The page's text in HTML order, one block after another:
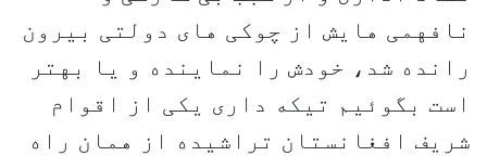
نافهمی هایش از چوکی های دولتی بیرون
رانده شد، خودش را نماینده و یا بهتر
است بگوئیم تیکه داری یکی از اقوام
شریف افغانستان تراشیده از همان راه